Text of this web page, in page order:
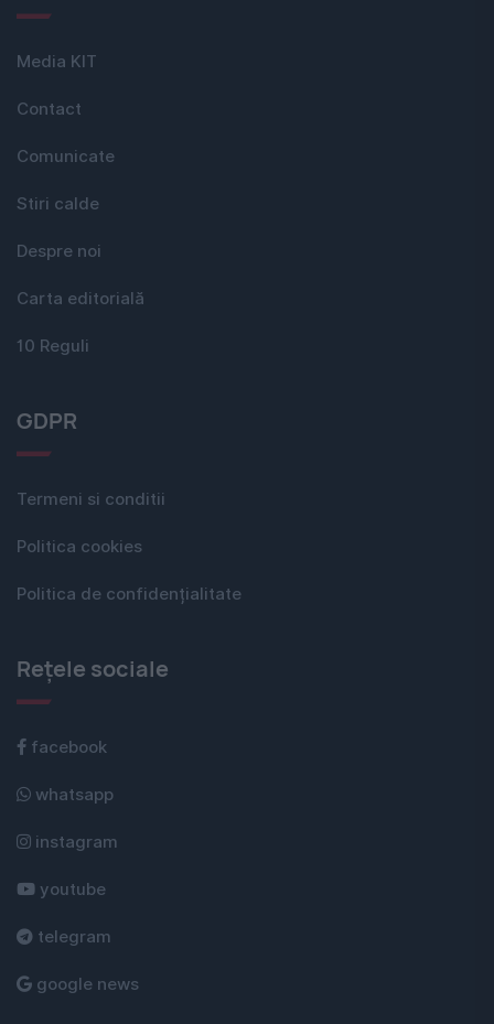
Media KIT
Contact
Comunicate
Stiri calde
Despre noi
Carta editorială
10 Reguli
GDPR
Termeni si conditii
Politica cookies
Politica de confidențialitate
Rețele sociale
facebook
whatsapp
instagram
youtube
telegram
google news